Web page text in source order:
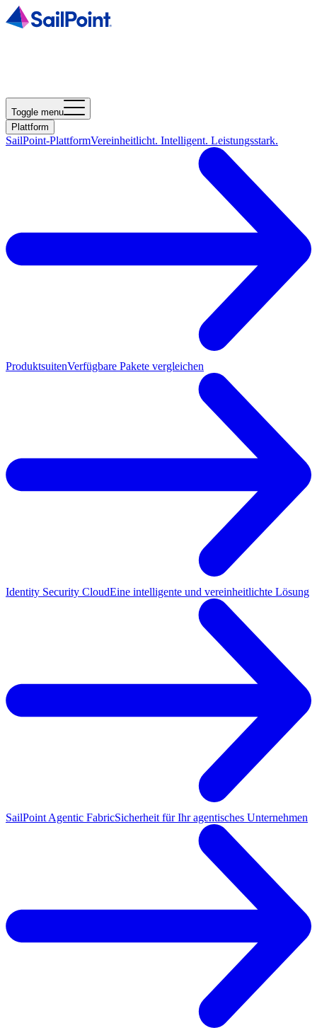
Toggle menu
Plattform
SailPoint-PlattformVereinheitlicht. Intelligent. Leistungsstark.
ProduktsuitenVerfügbare Pakete vergleichen
Identity Security CloudEine intelligente und vereinheitlichte Lösung
SailPoint Agentic FabricSicherheit für Ihr agentisches Unternehmen